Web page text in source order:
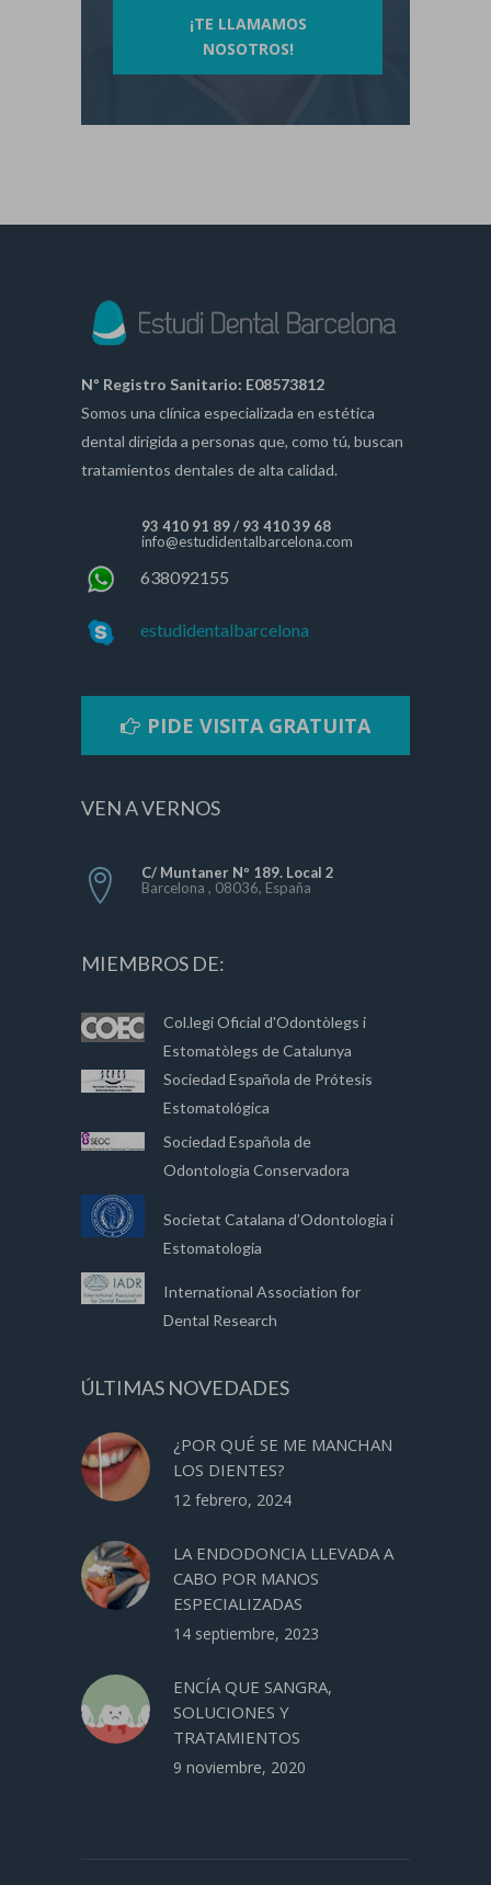
¡TE LLAMAMOS
NOSOTROS!
Nº Registro Sanitario: E08573812
Somos una clínica especializada en estética
dental dirigida a personas que, como tú, buscan
tratamientos dentales de alta calidad.
93 410 91 89/ 93 410 39 68
info@estudidentalbarcelona.com
638092155
estudidentalbarcelona
PIDE VISITA GRATUITA
VEN A VERNOS
C/ Muntaner Nº 189. Local 2
Barcelona , 08036, España
MIEMBROS DE:
Col.legi Oficial d'Odontòlegs i
Estomatòlegs de Catalunya
Sociedad Española de Prótesis
Estomatológica
Sociedad Española de
Odontología Conservadora
Societat Catalana d’Odontologia i
Estomatologia
International Association for
Dental Research
ÚLTIMAS NOVEDADES
¿POR QUÉ SE ME MANCHAN
LOS DIENTES?
12 febrero, 2024
LA ENDODONCIA LLEVADA A
CABO POR MANOS
ESPECIALIZADAS
14 septiembre, 2023
ENCÍA QUE SANGRA,
SOLUCIONES Y
TRATAMIENTOS
9 noviembre, 2020